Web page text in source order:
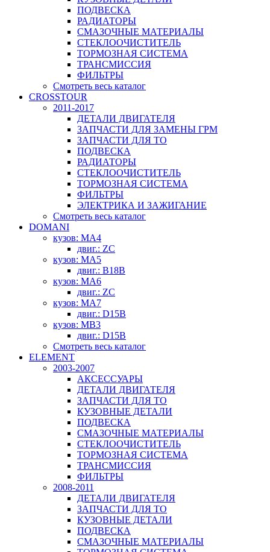
ПОДВЕСКА
РАДИАТОРЫ
СМАЗОЧНЫЕ МАТЕРИАЛЫ
СТЕКЛООЧИСТИТЕЛЬ
ТОРМОЗНАЯ СИСТЕМА
ТРАНСМИССИЯ
ФИЛЬТРЫ
Смотреть весь каталог
CROSSTOUR
2011-2017
ДЕТАЛИ ДВИГАТЕЛЯ
ЗАПЧАСТИ ДЛЯ ЗАМЕНЫ ГРМ
ЗАПЧАСТИ ДЛЯ ТО
ПОДВЕСКА
РАДИАТОРЫ
СТЕКЛООЧИСТИТЕЛЬ
ТОРМОЗНАЯ СИСТЕМА
ФИЛЬТРЫ
ЭЛЕКТРИКА И ЗАЖИГАНИЕ
Смотреть весь каталог
DOMANI
кузов: MA4
двиг.: ZC
кузов: MA5
двиг.: B18B
кузов: MA6
двиг.: ZC
кузов: MA7
двиг.: D15B
кузов: MB3
двиг.: D15B
Смотреть весь каталог
ELEMENT
2003-2007
АКСЕССУАРЫ
ДЕТАЛИ ДВИГАТЕЛЯ
ЗАПЧАСТИ ДЛЯ ТО
КУЗОВНЫЕ ДЕТАЛИ
ПОДВЕСКА
СМАЗОЧНЫЕ МАТЕРИАЛЫ
СТЕКЛООЧИСТИТЕЛЬ
ТОРМОЗНАЯ СИСТЕМА
ТРАНСМИССИЯ
ФИЛЬТРЫ
2008-2011
ДЕТАЛИ ДВИГАТЕЛЯ
ЗАПЧАСТИ ДЛЯ ТО
КУЗОВНЫЕ ДЕТАЛИ
ПОДВЕСКА
СМАЗОЧНЫЕ МАТЕРИАЛЫ